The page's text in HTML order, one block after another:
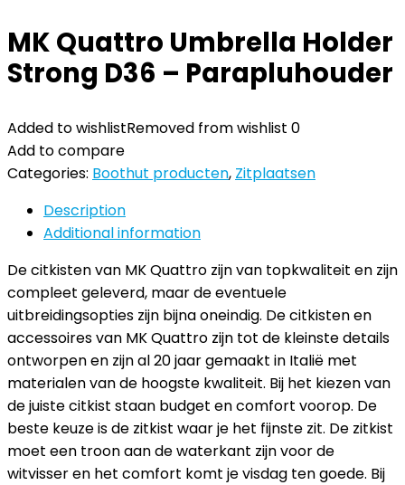
MK Quattro Umbrella Holder
Strong D36 – Parapluhouder
Added to wishlistRemoved from wishlist 0
Add to compare
Categories: Boothut producten, Zitplaatsen
Description
Additional information
De citkisten van MK Quattro zijn van topkwaliteit en zijn
compleet geleverd, maar de eventuele
uitbreidingsopties zijn bijna oneindig. De citkisten en
accessoires van MK Quattro zijn tot de kleinste details
ontworpen en zijn al 20 jaar gemaakt in Italië met
materialen van de hoogste kwaliteit. Bij het kiezen van
de juiste citkist staan budget en comfort voorop. De
beste keuze is de zitkist waar je het fijnste zit. De zitkist
moet een troon aan de waterkant zijn voor de
witvisser en het comfort komt je visdag ten goede. Bij